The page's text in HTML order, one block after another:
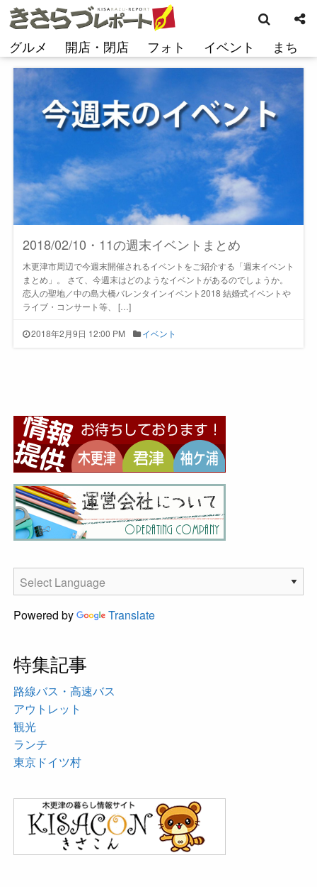
コ
ン
ン
グルメ 開店・閉店 フォト イベント まち
索
2018/02/10・11の週末イベントまとめ
木更津市周辺で今週末開催されるイベントをご紹介する「週末イベント
まとめ」。 さて、今週末はどのようなイベントがあるのでしょうか。
恋人の聖地／中の島大橋バレンタインイベント2018 結婚式イベントや
ライブ・コンサート等、 […]
2018年2月9日 12:00 PM イベント
Powered by Translate
特集記事
路線バス・高速バス
アウトレット
観光
ランチ
東京ドイツ村